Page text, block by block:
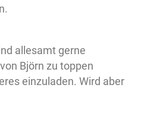
allesamt gerne
Björn zu toppen
einzuladen. Wird aber